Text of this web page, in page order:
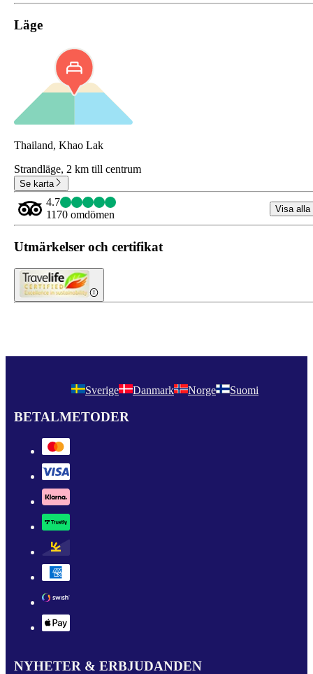
Läge
Thailand, Khao Lak
Strandläge, 2 km till centrum
Se karta
4.7
1170 omdömen
Visa alla
Utmärkelser och certifikat
Sverige Danmark Norge Suomi
BETALMETODER
NYHETER & ERBJUDANDEN